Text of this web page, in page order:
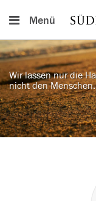
Menü
Wir lassen nur die
nicht den Menschen.